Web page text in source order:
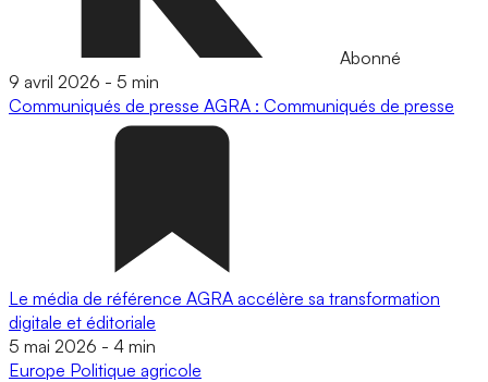
Abonné
9 avril 2026 - 5 min
Communiqués de presse AGRA : Communiqués de presse
Le média de référence AGRA accélère sa transformation
digitale et éditoriale
5 mai 2026 - 4 min
Europe Politique agricole